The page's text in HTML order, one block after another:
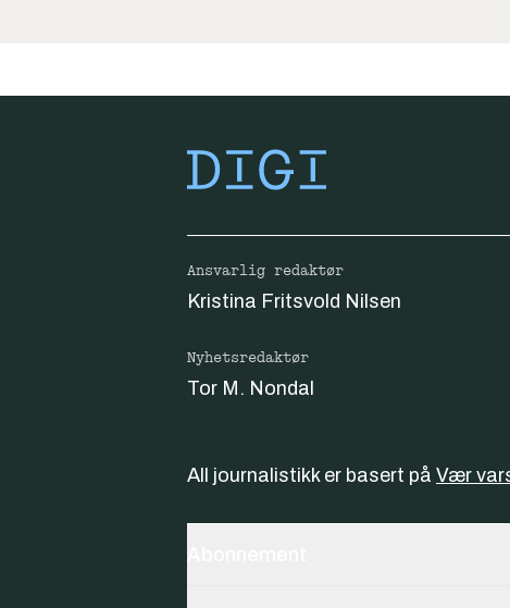
Ansvarlig redaktør
Kristina Fritsvold Nilsen
Nyhetsredaktør
Tor M. Nondal
All journalistikk er basert på Vær